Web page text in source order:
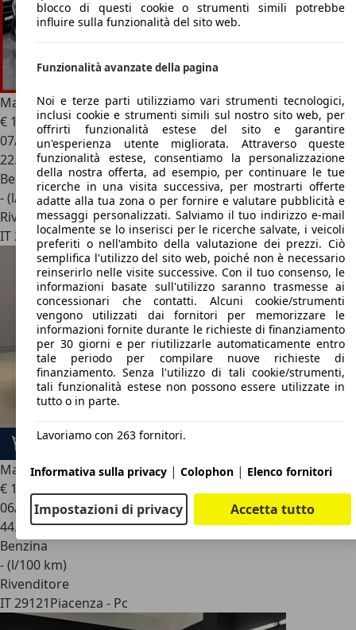
Maserati MC20**IVA ESP|SABELT|FULL CARBON SPEC|
€ 185.0001
07/2022
22.000 km
Benzina
- (l/100 km)
Rivenditore
IT 21029Vergiate - Varese - Va
Maserati MC203.0 V6 630cv rwd auto
€ 185.000
06/2023
44.300 km
Benzina
- (l/100 km)
Rivenditore
IT 29121Piacenza - Pc
blocco di questi cookie o strumenti simili potrebbe
influire sulla funzionalità del sito web.
Funzionalità avanzate della pagina
Noi e terze parti utilizziamo vari strumenti tecnologici,
inclusi cookie e strumenti simili sul nostro sito web, per
offrirti funzionalità estese del sito e garantire
un'esperienza utente migliorata. Attraverso queste
funzionalità estese, consentiamo la personalizzazione
della nostra offerta, ad esempio, per continuare le tue
ricerche in una visita successiva, per mostrarti offerte
adatte alla tua zona o per fornire e valutare pubblicità e
messaggi personalizzati. Salviamo il tuo indirizzo e-mail
localmente se lo inserisci per le ricerche salvate, i veicoli
preferiti o nell'ambito della valutazione dei prezzi. Ciò
semplifica l'utilizzo del sito web, poiché non è necessario
reinserirlo nelle visite successive. Con il tuo consenso, le
informazioni basate sull'utilizzo saranno trasmesse ai
concessionari che contatti. Alcuni cookie/strumenti
vengono utilizzati dai fornitori per memorizzare le
informazioni fornite durante le richieste di finanziamento
per 30 giorni e per riutilizzarle automaticamente entro
tale periodo per compilare nuove richieste di
finanziamento. Senza l'utilizzo di tali cookie/strumenti,
tali funzionalità estese non possono essere utilizzate in
tutto o in parte.
Lavoriamo con 263 fornitori.
Informativa sulla privacy | Colophon | Elenco fornitori
Impostazioni di privacy Accetta tutto